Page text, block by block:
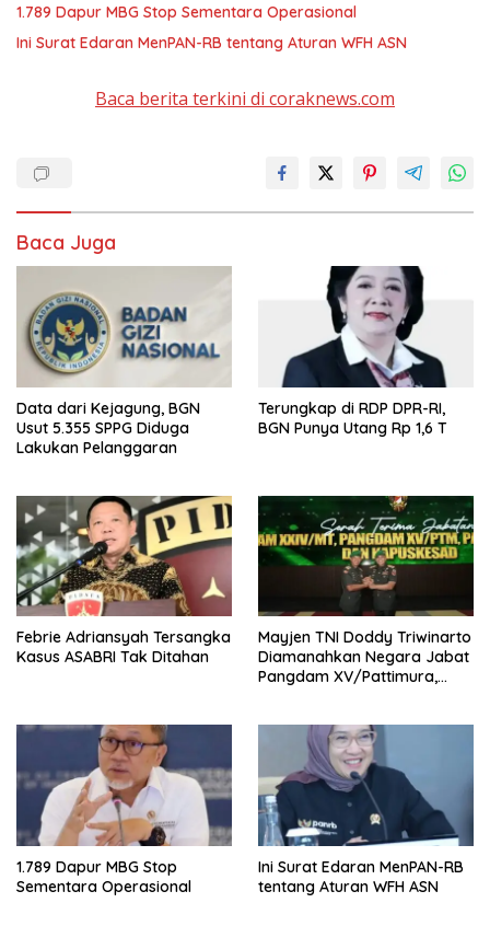
1.789 Dapur MBG Stop Sementara Operasional
Ini Surat Edaran MenPAN-RB tentang Aturan WFH ASN
Baca berita terkini di coraknews.com
Baca Juga
Data dari Kejagung, BGN
Usut 5.355 SPPG Diduga
Lakukan Pelanggaran
Terungkap di RDP DPR-RI,
BGN Punya Utang Rp 1,6 T
Febrie Adriansyah Tersangka
Kasus ASABRI Tak Ditahan
Mayjen TNI Doddy Triwinarto
Diamanahkan Negara Jabat
Pangdam XV/Pattimura,
1.789 Dapur MBG Stop
Sementara Operasional
Ini Surat Edaran MenPAN-RB
tentang Aturan WFH ASN